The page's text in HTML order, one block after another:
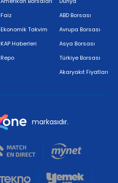
Faiz
Ekonomik Takvim
KAP Haberleri
Repo
ABD Borsası
Avrupa Borsası
Asya Borsası
Türkiye Borsası
Akaryakıt Fiyatları
markasıdır.